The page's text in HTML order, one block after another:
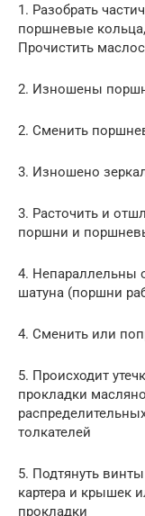
1. Разобрать
поршневые
Прочистить
2. Изношены
2. Сменить
3. Изношено
3. Расточить и
поршни и
4. Непараллельны
шатуна (поршни
4. Сменить или
5. Происходит
прокладки
толкателей
5. Подтянуть
картера и крышек
прокладки